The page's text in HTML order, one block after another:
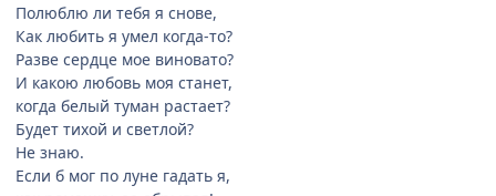
Полюблю ли тебя я снове,
Как любить я умел когда-то?
Разве сердце мое виновато?
И какою любовь моя станет,
когда белый туман растает?
Будет тихой и светлой?
Не знаю.
Если б мог по луне гадать я,